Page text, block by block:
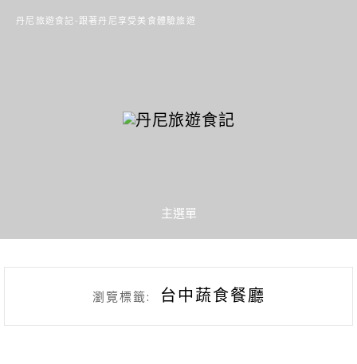
丹尼旅遊食記-跟著丹尼享受美食體驗旅遊
主選單
瀏覽標籤: 台中蔬食餐廳